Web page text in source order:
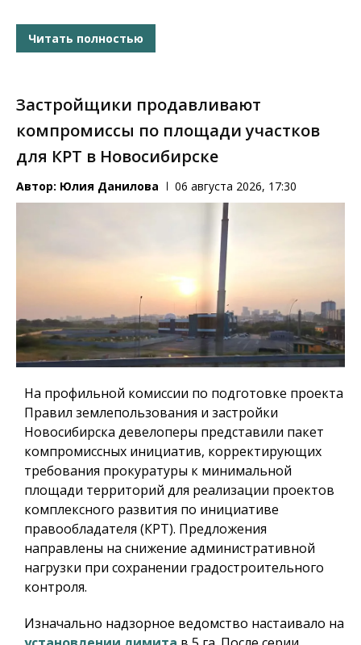
Читать полностью
Застройщики продавливают
компромиссы по площади участков
для КРТ в Новосибирске
Автор: Юлия Данилова 06 августа 2026, 17:30
На профильной комиссии по подготовке проекта
Правил землепользования и застройки
Новосибирска девелоперы представили пакет
компромиссных инициатив, корректирующих
требования прокуратуры к минимальной
площади территорий для реализации проектов
комплексного развития по инициативе
правообладателя (КРТ). Предложения
направлены на снижение административной
нагрузки при сохранении градостроительного
контроля.
Изначально надзорное ведомство настаивало на